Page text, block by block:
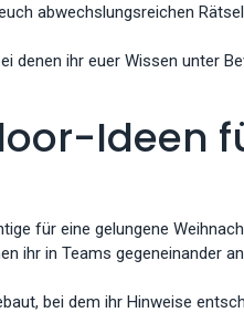
abwechslungsreichen
ihr euer Wissen unter
Ideen
für eine gelungene
ihr in Teams gegeneinander
bei dem ihr Hinweise